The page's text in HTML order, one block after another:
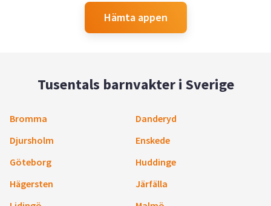
Hämta appen
Tusentals barnvakter i Sverige
Bromma
Danderyd
Djursholm
Enskede
Göteborg
Huddinge
Hägersten
Järfälla